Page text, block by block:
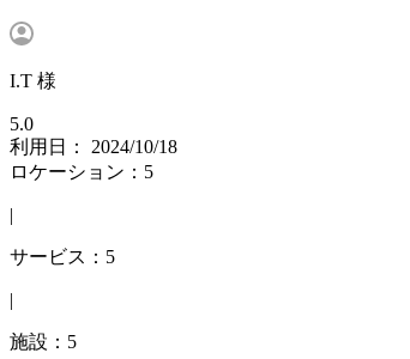
I.T 様
5.0
利用日： 2024/10/18
ロケーション：5
|
サービス：5
|
施設：5